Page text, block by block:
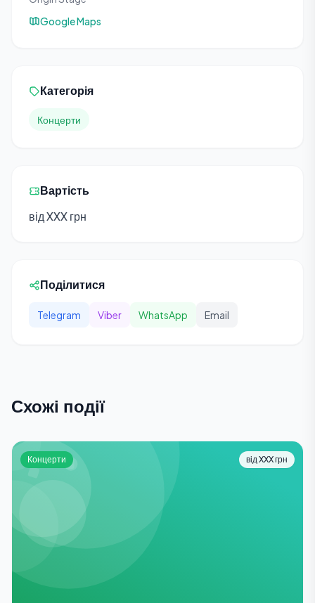
Google Maps
Категорія
Концерти
Вартість
від XXX грн
Поділитися
Telegram Viber WhatsApp Email
Схожі події
Концерти від XXX грн